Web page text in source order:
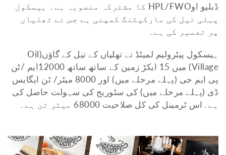
ڈبلیو اوHPL/FWO کا مشترکہ منصوبہ ہے۔ ہیسکول
پہلی تیل کی مارکیٹنگ کمپنی ہے جس نے تھلیاں
پر تعمیر کی ہے۔
ہیسکول پیٹرولیم لمیٹڈ نے تھلیاں کے تیل کے گاؤں(Oil
Village) میں 15 ایکڑ زمین کے ساتھ ساتھ 12000ایم /ٹن
پی ایم جی (پہلے مرحلے میں) اور 8000 میٹر/ ٹن ایگایس
ڈی (پہلے مرحلے میں) کی سٹوریج کی سہولت حاصل کی
ہے۔اس ٹرمینل کی کل صلاحیت 68000 میٹر ٹن ہے۔